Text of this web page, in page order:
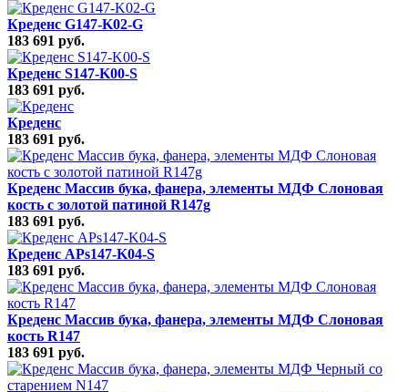
Креденс G147-K02-G
183 691 руб.
Креденс S147-K00-S
183 691 руб.
Креденс
183 691 руб.
Креденс Массив бука, фанера, элементы МДФ Слоновая
кость с золотой патиной R147g
183 691 руб.
Креденс APs147-K04-S
183 691 руб.
Креденс Массив бука, фанера, элементы МДФ Слоновая
кость R147
183 691 руб.